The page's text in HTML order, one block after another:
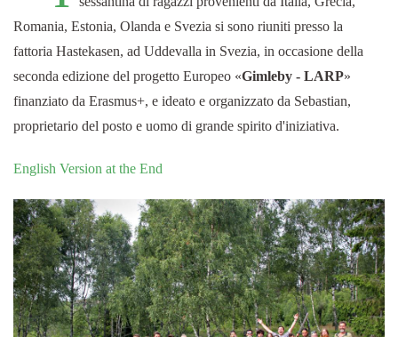
Romania, Estonia, Olanda e Svezia si sono riuniti presso la
fattoria Hastekasen, ad Uddevalla in Svezia, in occasione della
seconda edizione del progetto Europeo «Gimleby - LARP»
finanziato da Erasmus+, e ideato e organizzato da Sebastian,
proprietario del posto e uomo di grande spirito d'iniziativa.
English Version at the End